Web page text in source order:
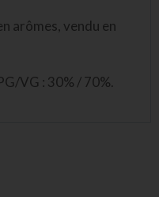
arômes, vendu en
VG : 30% / 70%.